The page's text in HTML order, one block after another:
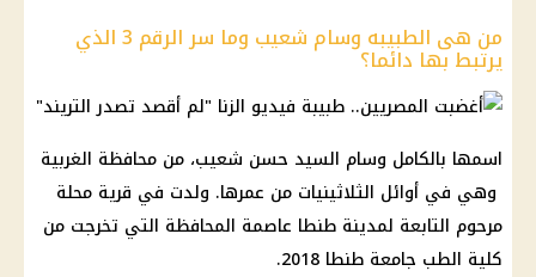
من هى الطبيبه وسام شعيب وما سر الرقم 3 الذي
يرتبط بها دائما؟
اسمها بالكامل وسام السيد حسن شعيب، من محافظة الغربية
وهي في أوائل الثلاثينيات من عمرها. ولدت في قرية محلة
مرحوم التابعة لمدينة طنطا عاصمة المحافظة التي تخرجت من
كلية الطب جامعة طنطا 2018.